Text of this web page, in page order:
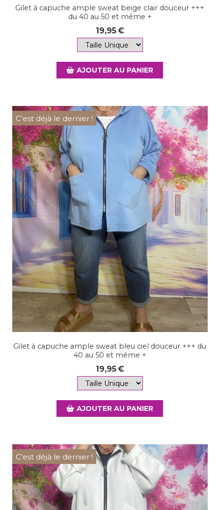
Gilet à capuche ample sweat beige clair douceur +++
du 40 au 50 et même +
19,95€
AJOUTER AU PANIER
C'est déjà le dernier !
Gilet à capuche ample sweat bleu ciel douceur +++ du
40 au 50 et même +
19,95€
AJOUTER AU PANIER
C'est déjà le dernier !